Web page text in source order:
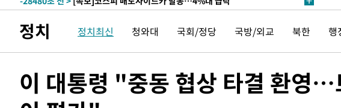
-25313초 전 >
서울 열대야 15일째 지속…비공식 '초열대야' 30도 넘어
-23880초 전 >[속보]코스닥, 2.15포인트(0.27%) 내린 797.44 출발
-20310초 전 >6월 경상수지 497.3억 달러…두 달 연속 사상 최대
-20261초 전 >서울 낮 39도 '폭염중대경보'…40도 관측 가능성도
정치 정치최신 청와대 국회/정당 국방/외교 북한 행
이 대통령 "중동 협상 타결 환영…